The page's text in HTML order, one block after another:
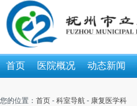
首页 医院概况 动态新闻
您的位置： 首页 - 科室导航 - 康复医学科